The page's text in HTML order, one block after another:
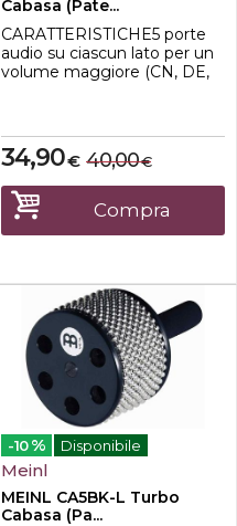
Cabasa (Pate...
CARATTERISTICHE5 porte
audio su ciascun lato per un
volume maggiore (CN, DE,
inossidabileImpugnatura
sintetica
DIMENSIONEmedioCOLOR
ENero
€
34,90 €
40,00
Compra
-10 % Disponibile
Meinl
MEINL CA5BK-L Turbo
Cabasa (Pa...